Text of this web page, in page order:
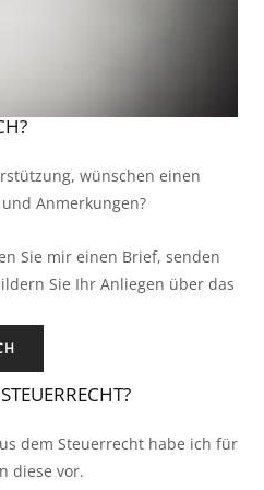
wünschen einen
Anmerkungen?
Sie mir einen Brief, senden
Sie Ihr Anliegen über das
dem Steuerrecht habe ich für
diese vor.